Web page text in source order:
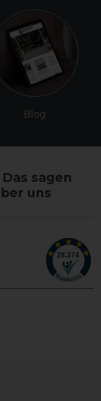
Blog
sagen
uns